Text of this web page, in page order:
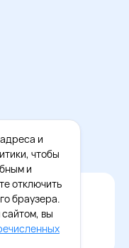
- Запад
и
чтобы
и
отключить
браузера.
вы